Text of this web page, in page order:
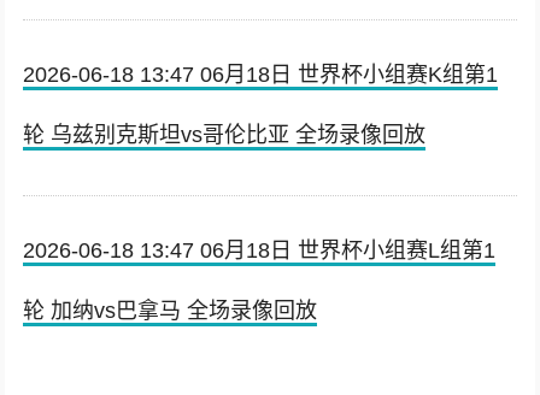
2026-06-18 13:47 06月18日 世界杯小组赛K组第1
轮 乌兹别克斯坦vs哥伦比亚 全场录像回放
2026-06-18 13:47 06月18日 世界杯小组赛L组第1
轮 加纳vs巴拿马 全场录像回放